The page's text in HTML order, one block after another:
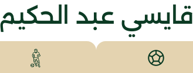
قايسي عبد الحكيم